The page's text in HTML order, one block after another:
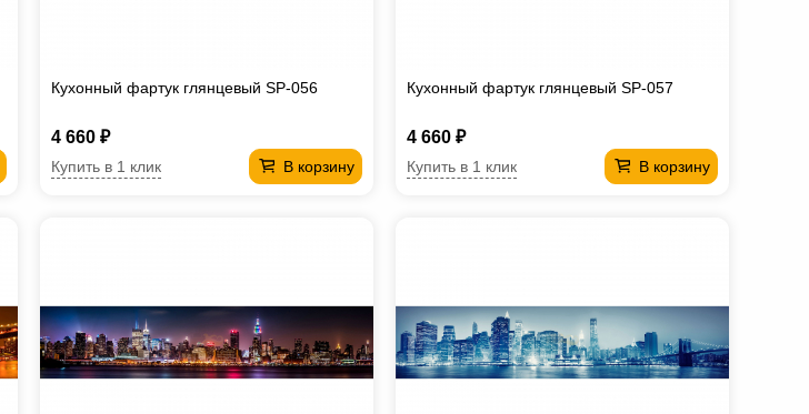
Кухонный фартук глянцевый SP-056
4 660 ₽
В корзину
Купить в 1 клик
Кухонный фартук глянцевый SP-057
4 660 ₽
В корзину
Купить в 1 клик